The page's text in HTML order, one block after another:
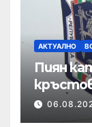
АКТУАЛНО
Пиян